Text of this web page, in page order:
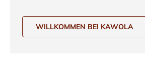
WILLKOMMEN BEI KAWOLA